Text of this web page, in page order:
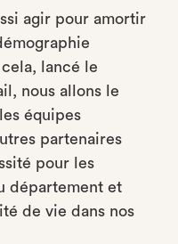
agir pour amortir
lancé le
nous allons le
équipes
partenaires
pour les
département et
de vie dans nos